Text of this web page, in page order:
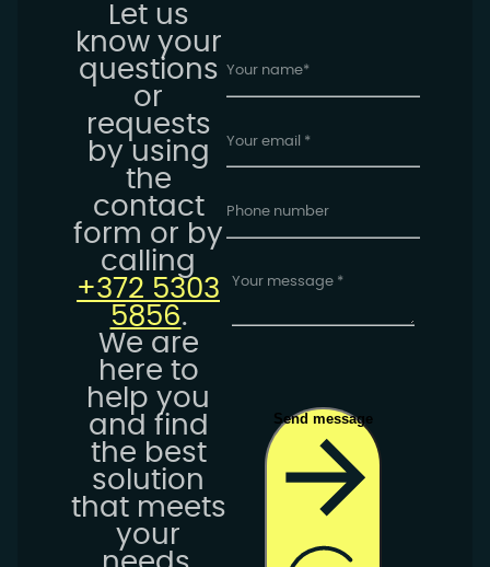
Let us
know your
questions
or
requests
by using
the
contact
form or by
calling
+372 5303
5856.
We are
here to
help you
and find
the best
solution
that meets
your
Send message